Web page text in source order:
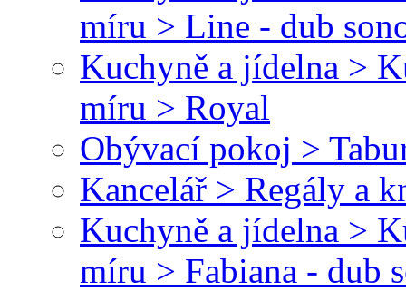
míru > Line - dub
Kuchyně a jídelna >
míru > Royal
Obývací pokoj >
Kancelář > Regály a
Kuchyně a jídelna >
míru > Fabiana - dub